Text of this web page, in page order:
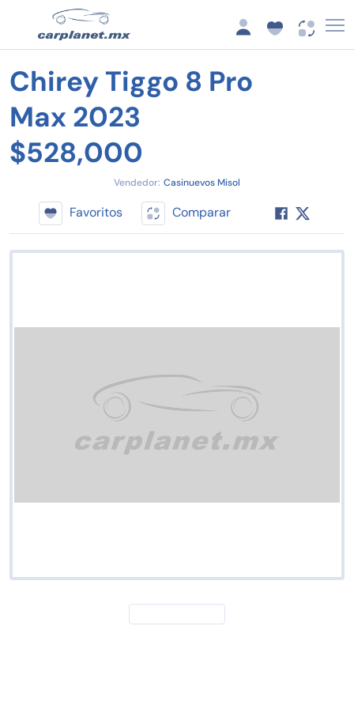
Chirey Tiggo 8 Pro
Max 2023
$528,000
Vendedor: Casinuevos Misol
Favoritos Comparar